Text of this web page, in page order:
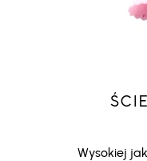
Wysokiej